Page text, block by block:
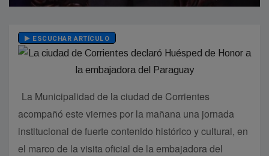
ESCUCHAR ARTÍCULO
La Municipalidad de la ciudad de Corrientes
acompañó este viernes por la mañana una jornada
institucional de fuerte contenido histórico y cultural, en
el marco de la visita oficial de la embajadora del